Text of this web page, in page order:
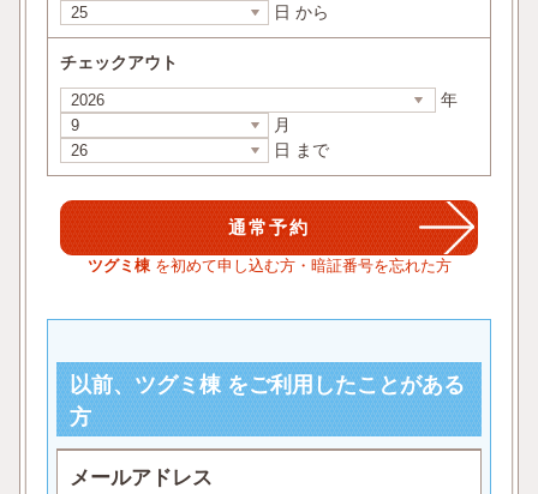
日 から
チェックアウト
年
月
日 まで
ツグミ棟 を初めて申し込む方・暗証番号を忘れた方
以前、ツグミ棟 をご利用したことがある
方
メールアドレス